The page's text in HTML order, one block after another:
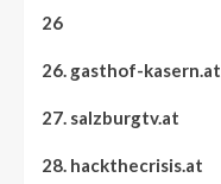
26
26. gasthof-kasern.at
27. salzburgtv.at
28. hackthecrisis.at